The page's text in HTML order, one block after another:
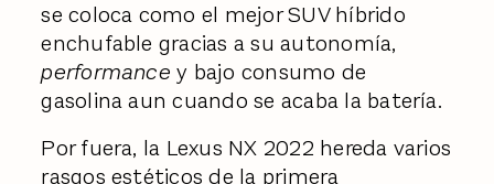
se coloca como el mejor SUV híbrido
enchufable gracias a su autonomía,
performance y bajo consumo de
gasolina aun cuando se acaba la batería.
Por fuera, la Lexus NX 2022 hereda varios
rasgos estéticos de la primera